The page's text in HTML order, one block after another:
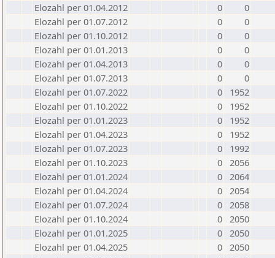
Elozahl per 01.04.2012
0
0
Elozahl per 01.07.2012
0
0
Elozahl per 01.10.2012
0
0
Elozahl per 01.01.2013
0
0
Elozahl per 01.04.2013
0
0
Elozahl per 01.07.2013
0
0
Elozahl per 01.07.2022
0
1952
Elozahl per 01.10.2022
0
1952
Elozahl per 01.01.2023
0
1952
Elozahl per 01.04.2023
0
1952
Elozahl per 01.07.2023
0
1992
Elozahl per 01.10.2023
0 2056
Elozahl per 01.01.2024
0 2064
Elozahl per 01.04.2024
0 2054
Elozahl per 01.07.2024
0 2058
Elozahl per 01.10.2024
0 2050
Elozahl per 01.01.2025
0 2050
Elozahl per 01.04.2025
0 2050